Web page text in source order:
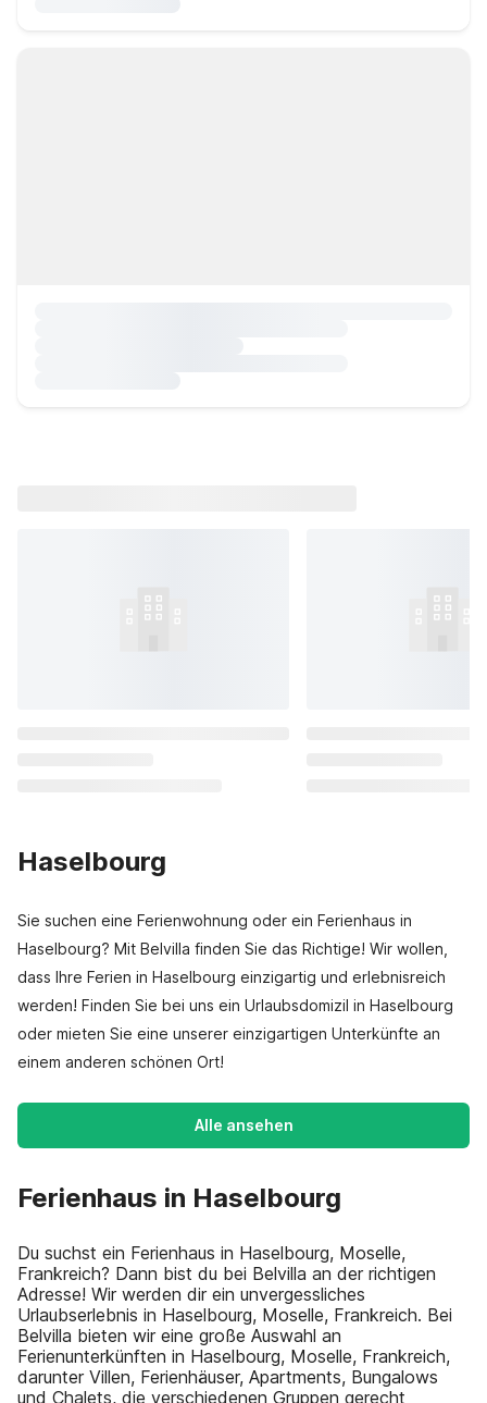
Haselbourg
Sie suchen eine Ferienwohnung oder ein Ferienhaus in
Haselbourg? Mit Belvilla finden Sie das Richtige! Wir wollen,
dass Ihre Ferien in Haselbourg einzigartig und erlebnisreich
werden! Finden Sie bei uns ein Urlaubsdomizil in Haselbourg
oder mieten Sie eine unserer einzigartigen Unterkünfte an
einem anderen schönen Ort!
Alle ansehen
Ferienhaus in Haselbourg
Du suchst ein Ferienhaus in Haselbourg, Moselle,
Frankreich? Dann bist du bei Belvilla an der richtigen
Adresse! Wir werden dir ein unvergessliches
Urlaubserlebnis in Haselbourg, Moselle, Frankreich. Bei
Belvilla bieten wir eine große Auswahl an
Ferienunterkünften in Haselbourg, Moselle, Frankreich,
darunter Villen, Ferienhäuser, Apartments, Bungalows
und Chalets, die verschiedenen Gruppen gerecht